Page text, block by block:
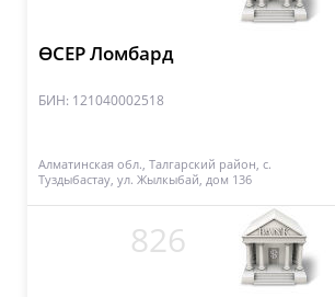
ӨСЕР Ломбард
БИН: 121040002518
Алматинская обл., Талгарский район, с.
Туздыбастау, ул. Жылкыбай, дом 136
826